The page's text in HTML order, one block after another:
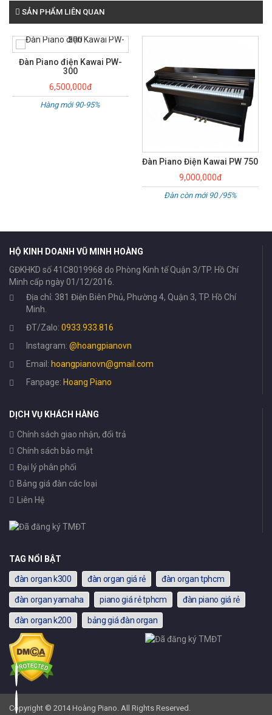
SẢN PHẨM LIÊN QUAN
9,000,000đ
Đàn còn mới 90 /95%
HỘ KINH DOANH VŨ MINH HOÀNG
GĐKHKD số 41C8019968 do Phòng Kinh tế Quận 3/TP. Hồ Chí
Minh cấp ngày 01/12/2016.
Địa chỉ: 381 Điện Biên Phủ, Phường 4, Quận 3, TP. Hồ Chí
Minh.
ĐT/Zalo: 0933.933.816
Instagram: @hoangpianovn
Email: hoangpianovn@gmail.com
Fanpage: Hoang Piano
DỊCH VỤ KHÁCH HÀNG
Chính sách giao nhận, đổi trả
Chính sách bảo mật
Đại lý phân phối
Bảng giá đàn các loại
Liên Hệ
TAG NỔI BẬT
đàn organ k300 đàn organ giá rẻ đàn organ tphcm
đàn organ yamaha piano giá rẻ tphcm đàn piano giá rẻ
đàn organ k200 bảng giá đàn organ
Copyright © 2014 Hoàng Piano. All Rights Reserved.